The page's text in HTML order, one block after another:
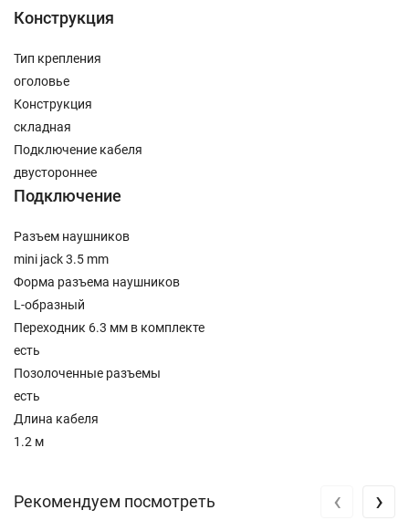
Конструкция
Тип крепления
оголовье
Конструкция
складная
Подключение кабеля
двустороннее
Подключение
Разъем наушников
mini jack 3.5 mm
Форма разъема наушников
L-образный
Переходник 6.3 мм в комплекте
есть
Позолоченные разъемы
есть
Длина кабеля
1.2 м
Рекомендуем посмотреть ‹ ›